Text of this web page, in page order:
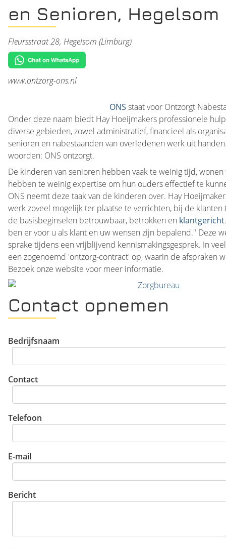
en Senioren, Hegelsom
Fleursstraat 28, Hegelsom (Limburg)
www.ontzorg-ons.nl
ONS staat voor Ontzorgt
Onder deze naam biedt Hay Hoeijmakers professionele
diverse gebieden, zowel administratief, financieel als
senioren en nabestaanden van overledenen werk uit
woorden: ONS ontzorgt.
De kinderen van senioren hebben vaak te weinig tijd,
hebben te weinig expertise om hun ouders effectief te
ONS neemt deze taak van de kinderen over. Hay
werk zoveel mogelijk ter plaatse te verrichten, bij de klanten
de basisbeginselen betrouwbaar, betrokken en klantgericht
ben er voor u als klant en uw wensen zijn bepalend." Deze
sprake tijdens een vrijblijvend kennismakingsgesprek. In
een zogenoemd 'ontzorg-contract' op, waarin de afspraken
Bezoek onze website voor meer informatie.
Contact opnemen
Bedrijfsnaam
Contact
Telefoon
E-mail
Bericht